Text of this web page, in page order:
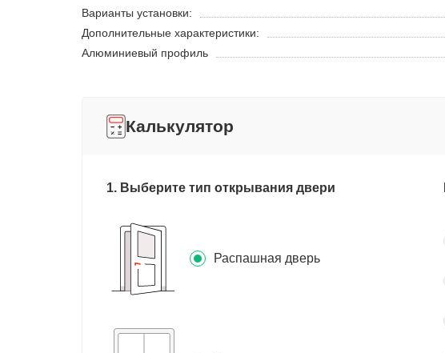
Варианты установки:
Дополнительные характеристики:
Алюминиевый профиль
Калькулятор
1. Выберите тип открывания двери
Распашная дверь